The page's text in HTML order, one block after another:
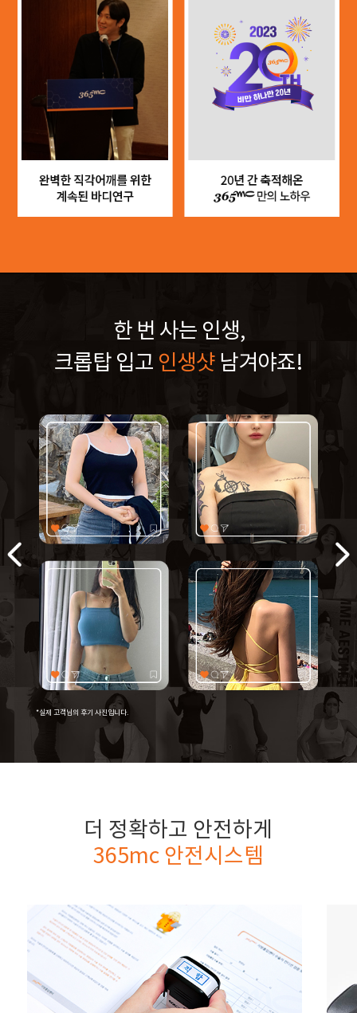
한 번 사는 인생,
크롭탑 입고 인생샷 남겨야죠!
page
*실제 고객님의 후기 사진입니다.
더 정확하고 안전하게
365mc 안전시스템